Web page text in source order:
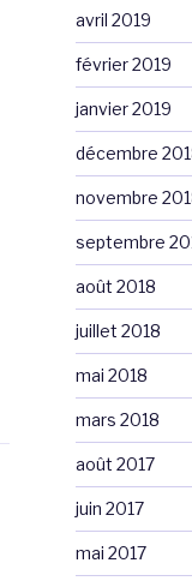
avril 2019
février 2019
janvier 2019
décembre
novembre
septembre
août 2018
juillet 2018
mai 2018
mars 2018
août 2017
juin 2017
mai 2017